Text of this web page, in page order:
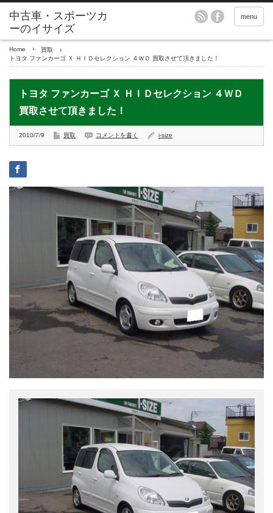
menu
Home
買取
トヨタ ファンカーゴ Ｘ ＨＩＤセレクション ４ＷＤ 買取させて頂きました！
トヨタ ファンカーゴ Ｘ ＨＩＤセレクション ４ＷＤ
買取させて頂きました！
2010/7/9 買取 コメントを書く i-size